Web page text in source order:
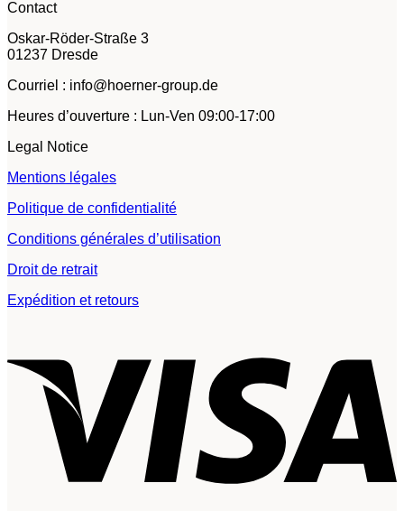
Contact
Oskar-Röder-Straße 3
01237 Dresde
Courriel : info@hoerner-group.de
Heures d’ouverture : Lun-Ven 09:00-17:00
Legal Notice
Mentions légales
Politique de confidentialité
Conditions générales d’utilisation
Droit de retrait
Expédition et retours